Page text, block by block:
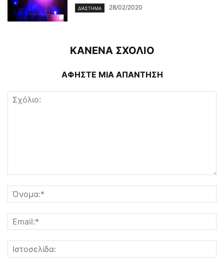
ΔΙΆΣΤΗΜΑ 28/02/2020
ΚΑΝΕΝΑ ΣΧΟΛΙΟ
ΑΦΗΣΤΕ ΜΙΑ ΑΠΑΝΤΗΣΗ